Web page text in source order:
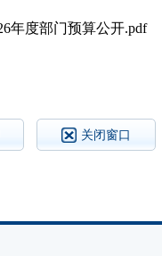
年度部门预算公开.pdf
关闭窗口